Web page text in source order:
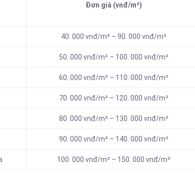
Đơn giá (vnđ/m²)
40. 000 vnđ/m² – 90. 000 vnđ/m²
50. 000 vnđ/m² – 100. 000 vnđ/m²
60. 000 vnđ/m² – 110. 000 vnđ/m²
70. 000 vnđ/m² – 120. 000 vnđ/m²
80. 000 vnđ/m² – 130. 000 vnđ/m²
90. 000 vnđ/m² – 140. 000 vnđ/m²
100. 000 vnđ/m² – 150. 000 vnđ/m²